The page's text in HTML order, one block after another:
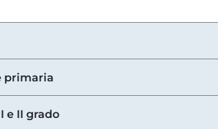
primaria
e II grado